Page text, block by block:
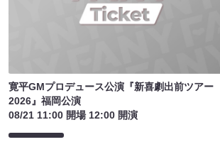
寛平GMプロデュース公演『新喜劇出前ツアー
2026』福岡公演
08/21 11:00 開場 12:00 開演